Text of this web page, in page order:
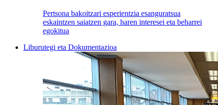
Pertsona bakoitzari esperientzia esanguratsua
eskaintzen saiatzen gara, haren interesei eta beharrei
egokitua
Liburutegi eta Dokumentazioa